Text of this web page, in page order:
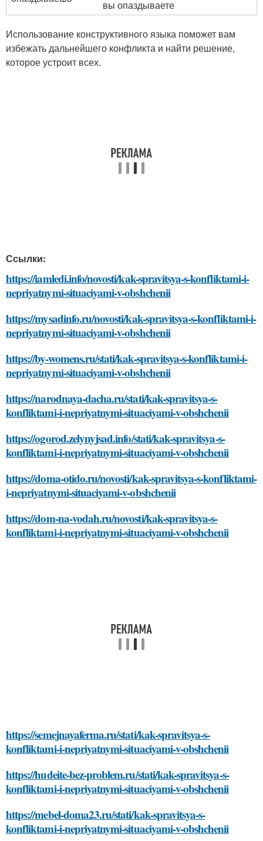
вы опаздываете
Использование конструктивного языка поможет вам
избежать дальнейшего конфликта и найти решение,
которое устроит всех.
Ссылки:
https://iamledi.info/novosti/kak-spravitsya-s-konfliktami-i-
nepriyatnymi-situaciyami-v-obshchenii
https://mysadinfo.ru/novosti/kak-spravitsya-s-konfliktami-i-
nepriyatnymi-situaciyami-v-obshchenii
https://by-womens.ru/stati/kak-spravitsya-s-konfliktami-i-
nepriyatnymi-situaciyami-v-obshchenii
https://narodnaya-dacha.ru/stati/kak-spravitsya-s-
konfliktami-i-nepriyatnymi-situaciyami-v-obshchenii
https://ogorod.zelynyjsad.info/stati/kak-spravitsya-s-
konfliktami-i-nepriyatnymi-situaciyami-v-obshchenii
https://doma-otido.ru/novosti/kak-spravitsya-s-konfliktami-
i-nepriyatnymi-situaciyami-v-obshchenii
https://dom-na-vodah.ru/novosti/kak-spravitsya-s-
konfliktami-i-nepriyatnymi-situaciyami-v-obshchenii
https://semejnayaferma.ru/stati/kak-spravitsya-s-
konfliktami-i-nepriyatnymi-situaciyami-v-obshchenii
https://hudeite-bez-problem.ru/stati/kak-spravitsya-s-
konfliktami-i-nepriyatnymi-situaciyami-v-obshchenii
https://mebel-doma23.ru/stati/kak-spravitsya-s-
konfliktami-i-nepriyatnymi-situaciyami-v-obshchenii